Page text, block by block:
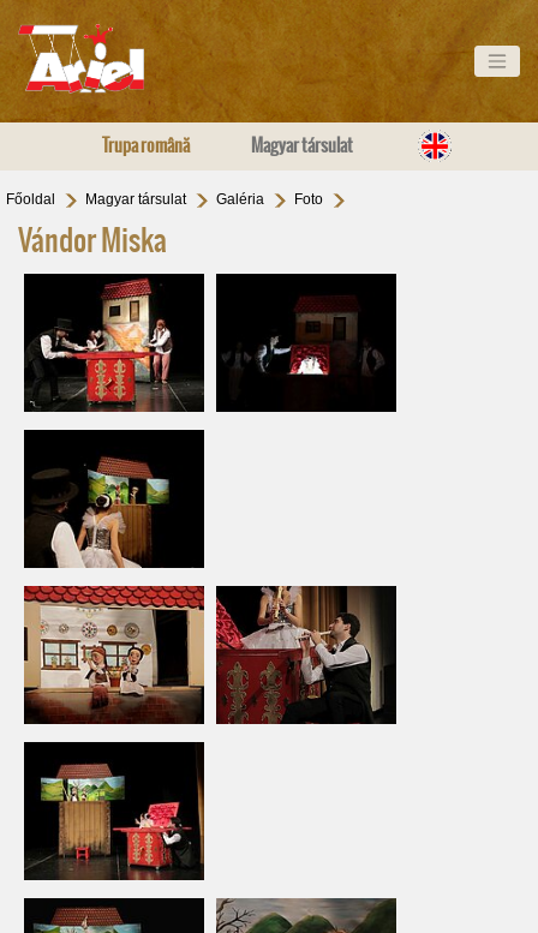
Trupa română Magyar társulat
Főoldal Magyar társulat Galéria Foto
Vándor Miska